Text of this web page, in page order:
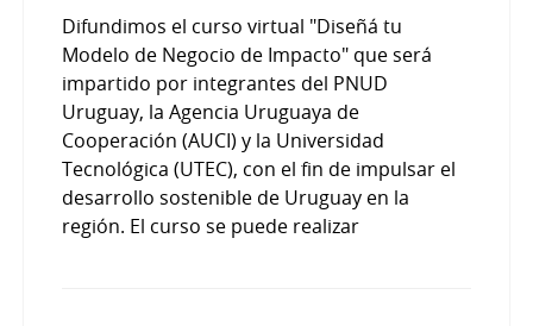
Difundimos el curso virtual "Diseñá tu
Modelo de Negocio de Impacto" que será
impartido por integrantes del PNUD
Uruguay, la Agencia Uruguaya de
Cooperación (AUCI) y la Universidad
Tecnológica (UTEC), con el fin de impulsar el
desarrollo sostenible de Uruguay en la
región. El curso se puede realizar